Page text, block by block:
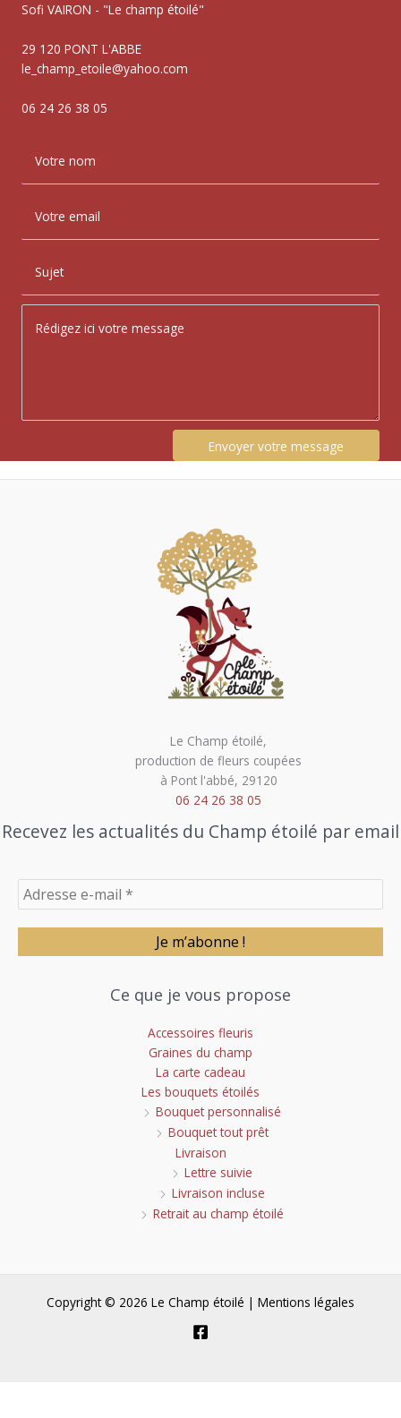
Sofi VAIRON - "Le champ étoilé"
29 120 PONT L'ABBE
le_champ_etoile@yahoo.com
06 24 26 38 05
Envoyer votre message
Le Champ étoilé,
production de fleurs coupées
à Pont l'abbé, 29120
06 24 26 38 05
Recevez les actualités du Champ étoilé par email
Ce que je vous propose
Accessoires fleuris
Graines du champ
La carte cadeau
Les bouquets étoilés
Bouquet personnalisé
Bouquet tout prêt
Livraison
Lettre suivie
Livraison incluse
Retrait au champ étoilé
Copyright © 2026 Le Champ étoilé | Mentions légales